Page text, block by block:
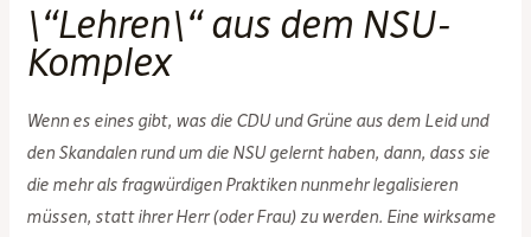
\“Lehren\“ aus dem NSU-
Komplex
Wenn es eines gibt, was die CDU und Grüne aus dem Leid und
den Skandalen rund um die NSU gelernt haben, dann, dass sie
die mehr als fragwürdigen Praktiken nunmehr legalisieren
müssen, statt ihrer Herr (oder Frau) zu werden. Eine wirksame